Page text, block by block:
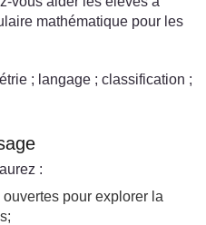
mathématique pour les
; langage ; classification ;
:
pour explorer la